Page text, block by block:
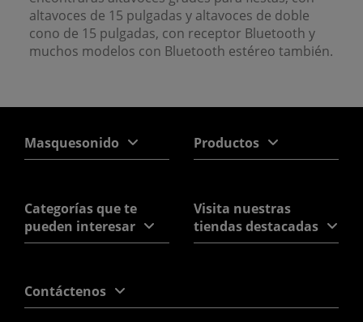
altavoces de 15 pulgadas y altavoces de doble
cono de 15 pulgadas, con receptor Bluetooth y
muchos modelos con Bluetooth estéreo también.
Masquesonido Productos
Categorías que te
pueden interesar
Visita nuestras
tiendas destacadas
Contáctenos